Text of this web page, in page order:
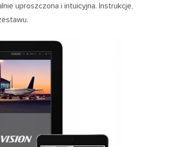
uproszczona i intuicyjna. Instrukcje,